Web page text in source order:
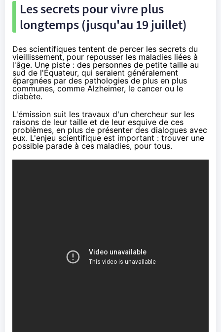
Les secrets pour vivre plus
longtemps (jusqu'au 19 juillet)
Des scientifiques tentent de percer les secrets du
vieillissement, pour repousser les maladies liées à
l'âge. Une piste : des personnes de petite taille au
sud de l'Équateur, qui seraient généralement
épargnées par des pathologies de plus en plus
communes, comme Alzheimer, le cancer ou le
diabète.
L'émission suit les travaux d'un chercheur sur les
raisons de leur taille et de leur esquive de ces
problèmes, en plus de présenter des dialogues avec
eux. L'enjeu scientifique est important : trouver une
possible parade à ces maladies, pour tous.